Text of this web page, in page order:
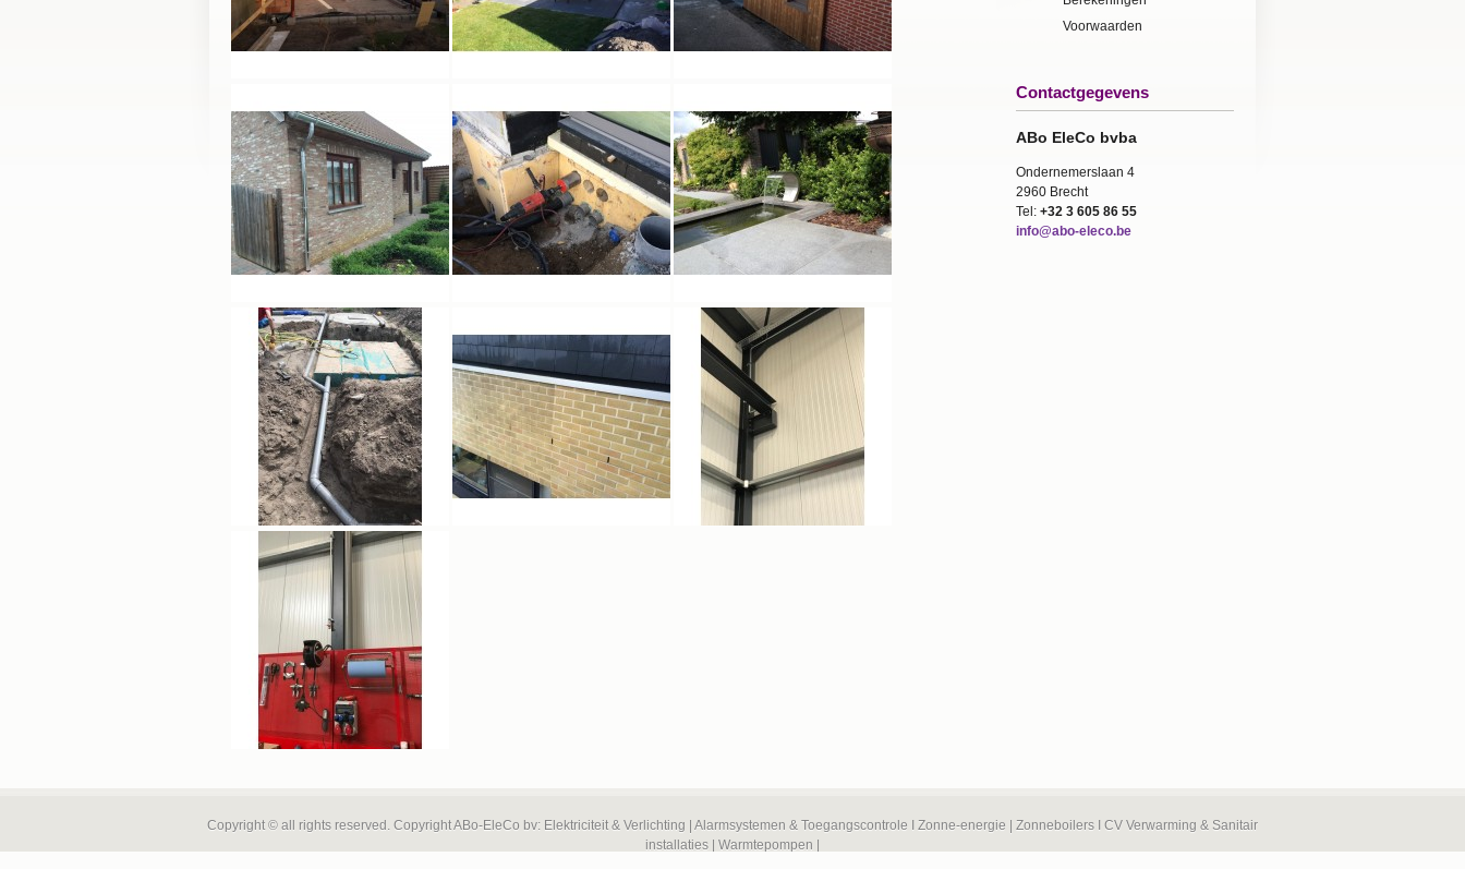
Voorwaarden
Contactgegevens
ABo EleCo bvba
Ondernemerslaan 4
2960 Brecht
Tel: +32 3 605 86 55
info@abo-eleco.be
Copyright © all rights reserved. Copyright ABo-EleCo bv: Elektriciteit & Verlichting | Alarmsystemen & Toegangscontrole I Zonne-energie | Zonneboilers I CV Verwarming & Sanitair
installaties | Warmtepompen |